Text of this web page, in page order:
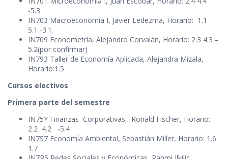
-5.3
IN703 Macroeconomía I, Javier Ledezma, Horario: 1.1
5.1 -3.1.
IN709 Econometría, Alejandro Corvalán, Horario: 2.3 4.3 –
5.2(por confirmar)
IN793 Taller de Economía Aplicada, Alejandra Mizala,
Horario:1.5
Cursos electivos
Primera parte del semestre
IN75Y Finanzas Corporativas, Ronald Fischer, Horario:
2.2 4.2 -5.4
IN7S7 Economía Ambiental, Sebastián Miller, Horario: 1.6
1.7